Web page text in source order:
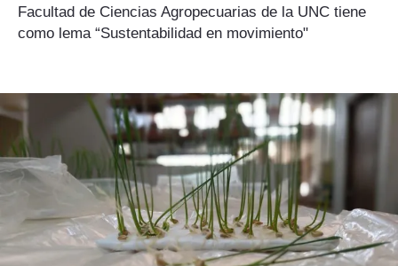
Tecnología
Regionales
Clima
Agronegocios
Facultad de Ciencias Agropecuarias de la UNC tiene
como lema “Sustentabilidad en movimiento"